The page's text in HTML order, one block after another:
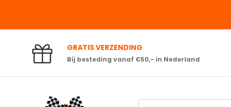
GRATIS VERZENDING
Bij besteding vanaf €50,- in Nederland